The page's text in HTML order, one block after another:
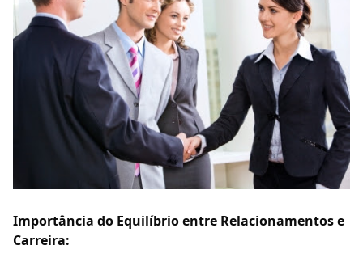
Importância do Equilíbrio entre Relacionamentos e
Carreira: